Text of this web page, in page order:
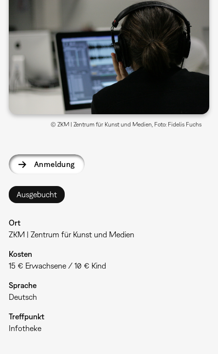
© ZKM | Zentrum für Kunst und Medien, Foto: Fidelis Fuchs
Anmeldung
Ausgebucht
Ort
ZKM | Zentrum für Kunst und Medien
Kosten
15 € Erwachsene / 10 € Kind
Sprache
Deutsch
Treffpunkt
Infotheke